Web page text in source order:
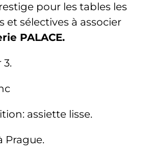
pour les tables les
et sélectives à associer
PALACE.
assiette lisse.
Prague.